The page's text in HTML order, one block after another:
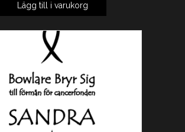
Lägg till i varukorg